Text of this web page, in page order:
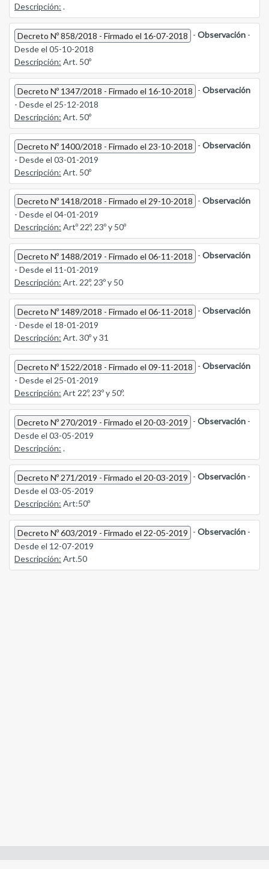
Descripción: .
Decreto Nº 858/2018 - Firmado el 16-07-2018 - Observación -
Desde el 05-10-2018
Descripción: Art. 50º
Decreto Nº 1347/2018 - Firmado el 16-10-2018 - Observación
- Desde el 25-12-2018
Descripción: Art. 50º
Decreto Nº 1400/2018 - Firmado el 23-10-2018 - Observación
- Desde el 03-01-2019
Descripción: Art. 50º
Decreto Nº 1418/2018 - Firmado el 29-10-2018 - Observación
- Desde el 04-01-2019
Descripción: Artº 22º, 23º y 50º
Decreto Nº 1488/2019 - Firmado el 06-11-2018 - Observación
- Desde el 11-01-2019
Descripción: Art. 22º, 23º y 50
Decreto Nº 1489/2018 - Firmado el 06-11-2018 - Observación
- Desde el 18-01-2019
Descripción: Art. 30º y 31
Decreto Nº 1522/2018 - Firmado el 09-11-2018 - Observación
- Desde el 25-01-2019
Descripción: Art 22º, 23º y 50º.
Decreto Nº 270/2019 - Firmado el 20-03-2019 - Observación -
Desde el 03-05-2019
Descripción: .
Decreto Nº 271/2019 - Firmado el 20-03-2019 - Observación -
Desde el 03-05-2019
Descripción: Art:50º
Decreto Nº 603/2019 - Firmado el 22-05-2019 - Observación -
Desde el 12-07-2019
Descripción: Art.50